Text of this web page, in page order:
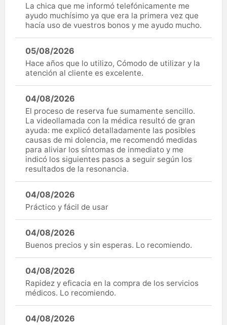
La chica que me informó telefónicamente me
ayudo muchísimo ya que era la primera vez que
hacía uso de vuestros bonos y me ayudo mucho.
05/08/2026
Hace años que lo utilizo, Cómodo de utilizar y la
atención al cliente es excelente.
04/08/2026
El proceso de reserva fue sumamente sencillo.
La videollamada con la médica resultó de gran
ayuda: me explicó detalladamente las posibles
causas de mi dolencia, me recomendó medidas
para aliviar los síntomas de inmediato y me
indicó los siguientes pasos a seguir según los
resultados de la resonancia.
04/08/2026
Práctico y fácil de usar
04/08/2026
Buenos precios y sin esperas. Lo recomiendo.
04/08/2026
Rapidez y eficacia en la compra de los servicios
médicos. Lo recomiendo.
04/08/2026